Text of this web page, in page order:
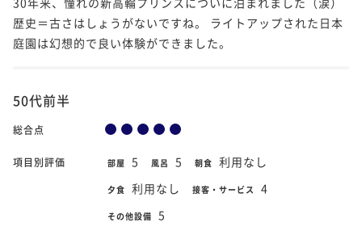
歴史＝古さはしょうがないですね。 ライトアップされた日本
庭園は幻想的で良い体験ができました。
50代前半
総合点
項目別評価 部屋 5 風呂 5 朝食 利用なし
夕食 利用なし 接客・サービス 4
その他設備 5